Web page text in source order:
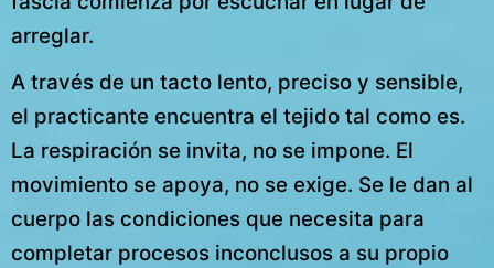
arreglar.
A través de un tacto lento, preciso y sensible,
el practicante encuentra el tejido tal como es.
La respiración se invita, no se impone. El
movimiento se apoya, no se exige. Se le dan al
cuerpo las condiciones que necesita para
completar procesos inconclusos a su propio